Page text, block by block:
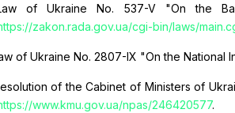
of Ukraine No. 537-V "On the
zakon.rada.gov.ua/cgi-bin/laws/
of Ukraine No. 2807-IX "On the National
of the Cabinet of Ministers of
www.kmu.gov.ua/npas/246420577.